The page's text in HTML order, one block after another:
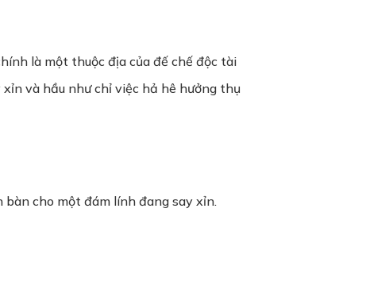
là một thuộc địa của đế chế độc tài
và hầu như chỉ việc hả hê hưởng thụ
cho một đám lính đang say xỉn.